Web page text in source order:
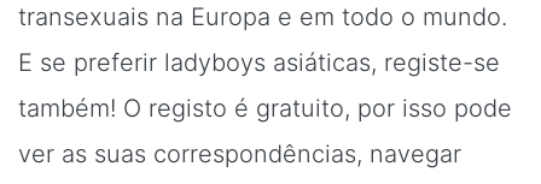
transexuais na Europa e em todo o mundo.
E se preferir ladyboys asiáticas, registe-se
também! O registo é gratuito, por isso pode
ver as suas correspondências, navegar